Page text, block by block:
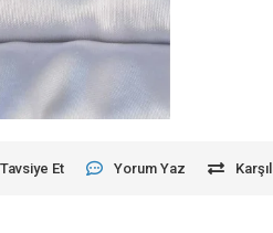
Tavsiye Et Yorum Yaz